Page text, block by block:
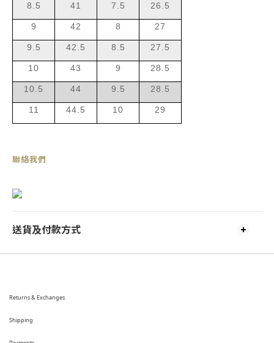
8.5 41 7.5 26.5
9 42 8 27
9.5 42.5 8.5 27.5
10 43 9 28.5
10.5 44 9.5 28.5
11 44.5 10 29
聯絡我們
送貨及付款方式
Returns & Exchanges
Shipping